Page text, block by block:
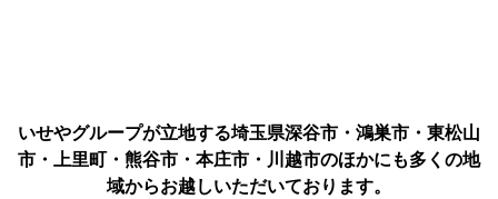
いせやグループが立地する埼玉県深谷市・鴻巣市・東松山
市・上里町・熊谷市・本庄市・川越市のほかにも多くの地
域からお越しいただいております。